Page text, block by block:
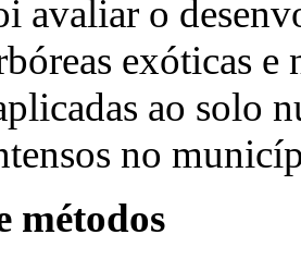
avaliar o
exóticas
ao solo
no
métodos